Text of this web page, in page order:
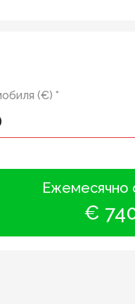
(€) *
Ежемесячно
€